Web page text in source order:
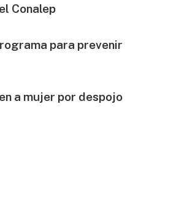
Conalep
para prevenir
a mujer por despojo